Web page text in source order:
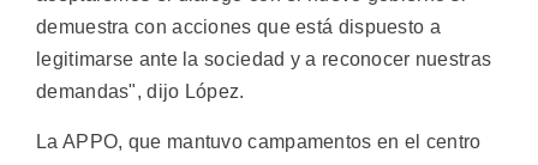
demuestra con acciones que está dispuesto a
legitimarse ante la sociedad y a reconocer nuestras
demandas", dijo López.
La APPO, que mantuvo campamentos en el centro